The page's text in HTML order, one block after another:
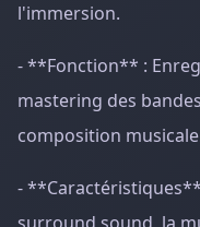
l'immersion.
- **Fonction** :
mastering des
composition
-